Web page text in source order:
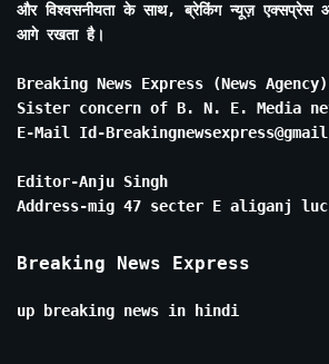
और विश्वसनीयता के साथ, ब्रेकिंग न्यूज़ एक्सप्रेस
आगे रखता है।
Breaking News Express (News Agency)
Sister concern of B. N. E. Media
E-Mail Id-
Editor-Anju Singh
Address-mig 47 secter E aliganj
Breaking News Express
up breaking news in hindi